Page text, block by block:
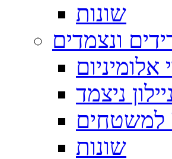
שונות
ונצמדים
אלומיניום
ניצמד
למשטחים
שונות